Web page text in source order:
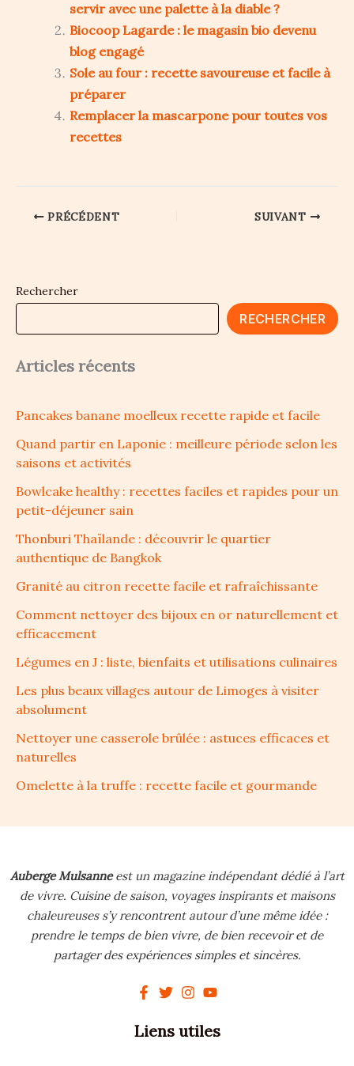
servir avec une palette à la diable ?
Biocoop Lagarde : le magasin bio devenu
blog engagé
Sole au four : recette savoureuse et facile à
préparer
Remplacer la mascarpone pour toutes vos
recettes
PRÉCÉDENT SUIVANT
Rechercher
RECHERCHER
Articles récents
Pancakes banane moelleux recette rapide et facile
Quand partir en Laponie : meilleure période selon les
saisons et activités
Bowlcake healthy : recettes faciles et rapides pour un
petit-déjeuner sain
Thonburi Thaïlande : découvrir le quartier
authentique de Bangkok
Granité au citron recette facile et rafraîchissante
Comment nettoyer des bijoux en or naturellement et
efficacement
Légumes en J : liste, bienfaits et utilisations culinaires
Les plus beaux villages autour de Limoges à visiter
absolument
Nettoyer une casserole brûlée : astuces efficaces et
naturelles
Omelette à la truffe : recette facile et gourmande
Auberge Mulsanneest un magazine indépendant dédié à l’art
de vivre. Cuisine de saison, voyages inspirants et maisons
chaleureuses s’y rencontrent autour d’une même idée :
prendre le temps de bien vivre, de bien recevoir et de
partager des expériences simples et sincères.
Liens utiles